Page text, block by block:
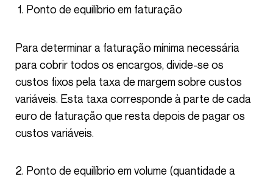
Ponto de equilíbrio em faturação
Para determinar a faturação mínima necessária
para cobrir todos os encargos, divide-se os
custos fixos pela taxa de margem sobre custos
variáveis. Esta taxa corresponde à parte de cada
euro de faturação que resta depois de pagar os
custos variáveis.
Ponto de equilíbrio em volume (quantidade a